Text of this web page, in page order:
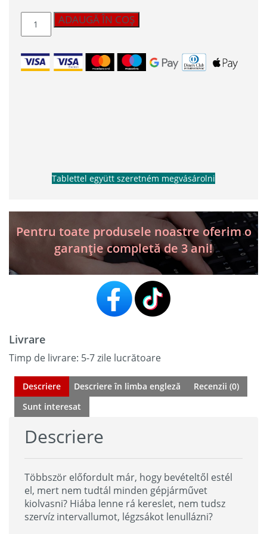
Cantitate
UCANDAS
ADAUGĂ ÎN COȘ
Tablettel együtt szeretném megvásárolni
Pentru toate produsele noastre oferim o
garanție completă de 3 ani!
Livrare
Timp de livrare: 5-7 zile lucrătoare
Descriere Descriere în limba engleză
Recenzii (0)
Sunt interesat
Descriere
Többször előfordult már, hogy bevételtől estél
el, mert nem tudtál minden gépjárművet
kiolvasni? Hiába lenne rá kereslet, nem tudsz
szervíz intervallumot, légzsákot lenullázni?